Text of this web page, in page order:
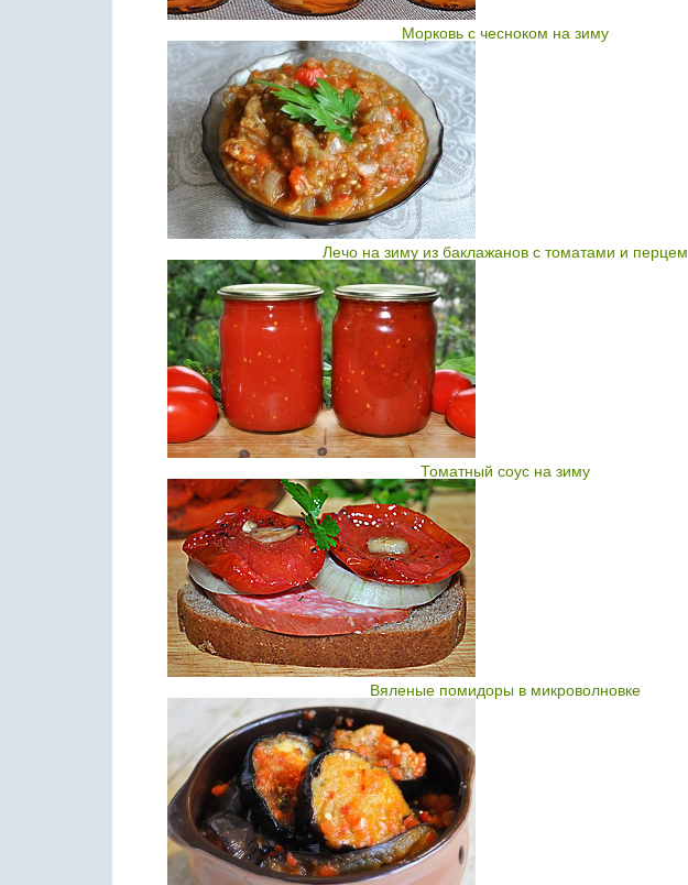
Морковь с чесноком на зиму
Лечо на зиму из баклажанов с томатами и перцем
Томатный соус на зиму
Вяленые помидоры в микроволновке